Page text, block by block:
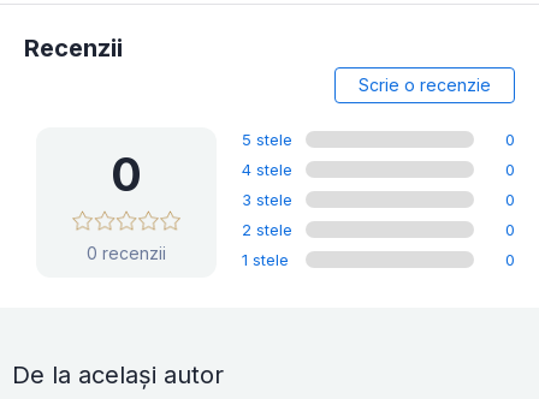
Recenzii
Scrie o recenzie
0
0 recenzii
5 stele
0
4 stele
0
3 stele
0
2 stele
0
1 stele
0
De la același autor